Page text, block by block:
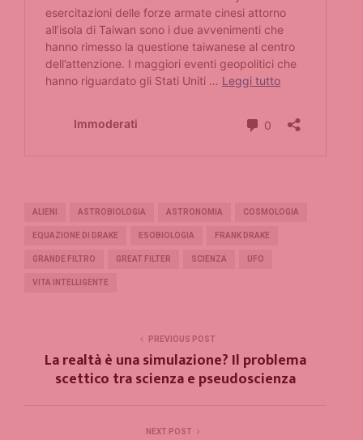
ALIENI ASTROBIOLOGIA ASTRONOMIA COSMOLOGIA
EQUAZIONE DI DRAKE ESOBIOLOGIA FRANK DRAKE
GRANDE FILTRO GREAT FILTER SCIENZA UFO
VITA INTELLIGENTE
PREVIOUS POST
La realtà è una simulazione? Il problema
scettico tra scienza e pseudoscienza
NEXT POST